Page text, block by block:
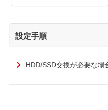
設定手順
HDD/SSD交換が必要な場